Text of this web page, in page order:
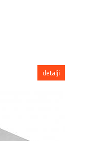
detalji